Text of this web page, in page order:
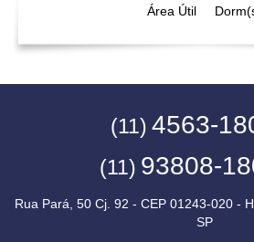
Área Útil
(11) 4563-
(11) 93808-
Rua Pará, 50 Cj. 92 - CEP 01243-020 -
SP